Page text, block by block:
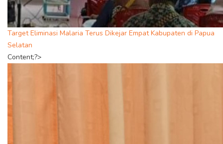
Target Eliminasi Malaria Terus Dikejar Empat Kabupaten di Papua
Selatan
Content;?>